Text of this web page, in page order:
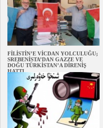
FİLİSTİN’E VİCDAN YOLCULUĞU;
SREBENİSTA’DAN GAZZE VE
DOĞU TÜRKİSTAN’A DİRENİŞ
HATTI